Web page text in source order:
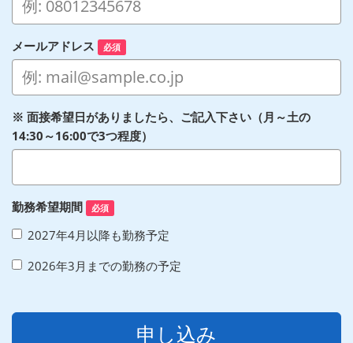
メールアドレス 必須
※ 面接希望日がありましたら、ご記入下さい（月～土の
14:30～16:00で3つ程度）
勤務希望期間 必須
2027年4月以降も勤務予定
2026年3月までの勤務の予定
申し込み